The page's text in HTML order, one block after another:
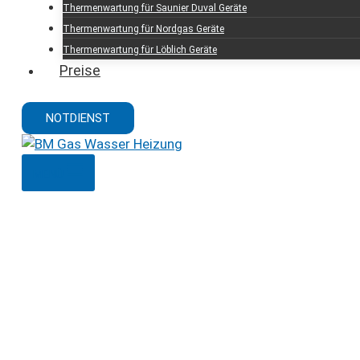
Thermenwartung für Saunier Duval Geräte
Thermenwartung für Nordgas Geräte
Thermenwartung für Löblich Geräte
Preise
NOTDIENST